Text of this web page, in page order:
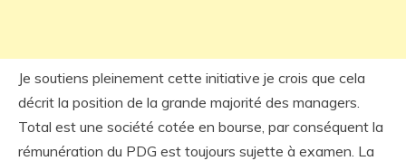
Je soutiens pleinement cette initiative je crois que cela
décrit la position de la grande majorité des managers.
Total est une société cotée en bourse, par conséquent la
rémunération du PDG est toujours sujette à examen. La